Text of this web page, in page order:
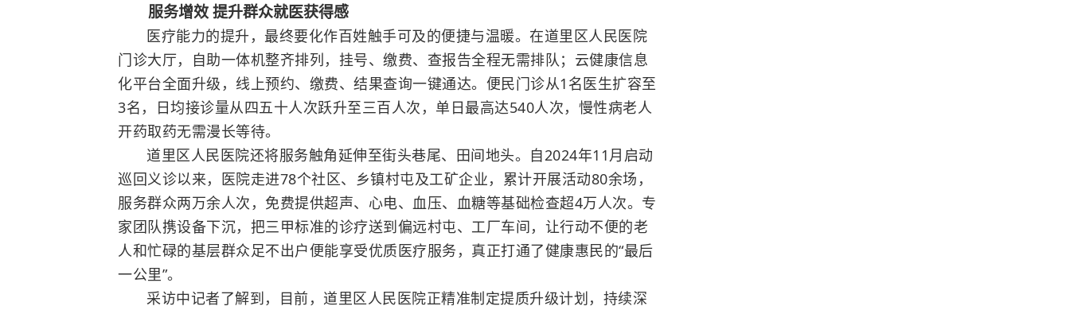
服务增效 提升群众就医获得感
医疗能力的提升，最终要化作百姓触手可及的便捷与温暖。在道里区人民医院
门诊大厅，自助一体机整齐排列，挂号、缴费、查报告全程无需排队；云健康信息
化平台全面升级，线上预约、缴费、结果查询一键通达。便民门诊从1名医生扩容至
3名，日均接诊量从四五十人次跃升至三百人次，单日最高达540人次，慢性病老人
开药取药无需漫长等待。
道里区人民医院还将服务触角延伸至街头巷尾、田间地头。自2024年11月启动
巡回义诊以来，医院走进78个社区、乡镇村屯及工矿企业，累计开展活动80余场，
服务群众两万余人次，免费提供超声、心电、血压、
血糖等基础检查超4万人次。专
家团队携设备下沉，把三甲标准的诊疗送到偏远村屯、工厂车间，让行动不便的老
人和忙碌的基层群众足不出户便能享受优质医疗服务，真正打通了健康惠民的“最后
一公里”。
采访中记者了解到，目前，道里区人民医院正精准制定提质升级计划，持续深